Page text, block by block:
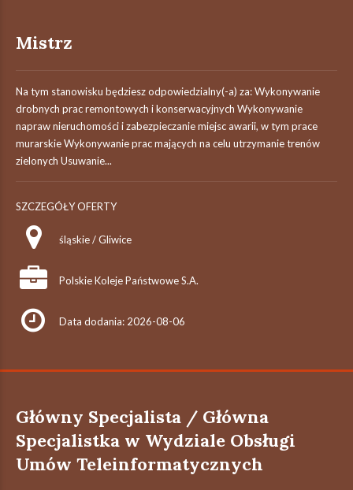
Mistrz
Na tym stanowisku będziesz odpowiedzialny(-a) za: Wykonywanie
drobnych prac remontowych i konserwacyjnych Wykonywanie
napraw nieruchomości i zabezpieczanie miejsc awarii, w tym prace
murarskie Wykonywanie prac mających na celu utrzymanie trenów
zielonych Usuwanie...
SZCZEGÓŁY OFERTY
śląskie / Gliwice
Polskie Koleje Państwowe S.A.
Data dodania: 2026-08-06
Główny Specjalista / Główna
Specjalistka w Wydziale Obsługi
Umów Teleinformatycznych